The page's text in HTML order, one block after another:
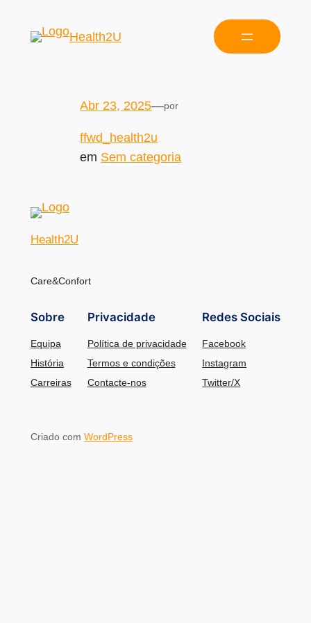
Health2U
Abr 23, 2025—por
ffwd_health2u
em Sem categoria
Health2U
Care&Confort
Sobre
Equipa
História
Carreiras
Privacidade
Política de privacidade
Termos e condições
Contacte-nos
Redes Sociais
Facebook
Instagram
Twitter/X
Criado com WordPress